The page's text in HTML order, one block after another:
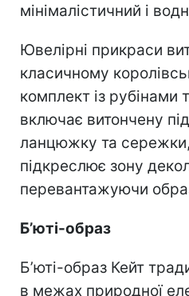
мінімалістичний і
Ювелірні прикраси
класичному
комплект із рубінами
включає витончену
ланцюжку та сережки,
підкреслює зону
перевантажуючи
Б’юті-образ
Б’юті-образ Кейт
в межах природної